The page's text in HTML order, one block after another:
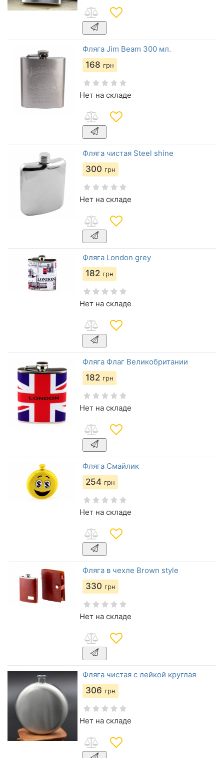
Фляга Jim Beam 300 мл.
168 грн
Нет на складе
Фляга чистая Steel shine
300 грн
Нет на складе
Фляга London grey
182 грн
Нет на складе
Фляга Флаг Великобритании
182 грн
Нет на складе
Фляга Смайлик
254 грн
Нет на складе
Фляга в чехле Brown style
330 грн
Нет на складе
Фляга чистая с лейкой круглая
306 грн
Нет на складе